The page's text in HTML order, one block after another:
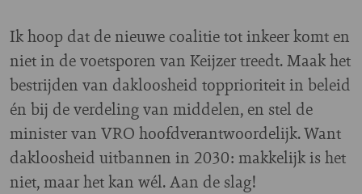
Ik hoop dat de nieuwe coalitie tot inkeer komt en
niet in de voetsporen van Keijzer treedt. Maak het
bestrijden van dakloosheid topprioriteit in beleid
én bij de verdeling van middelen, en stel de
minister van VRO hoofdverantwoordelijk. Want
dakloosheid uitbannen in 2030: makkelijk is het
niet, maar het kan wél. Aan de slag!